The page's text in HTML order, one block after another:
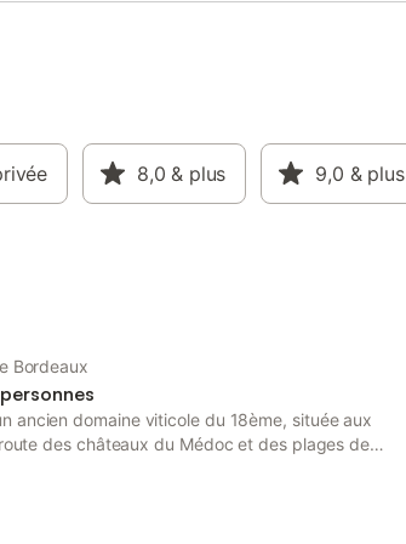
8,0 & plus 9,0 & plus
Bordeaux
ancien domaine viticole du 18ème, située aux
des châteaux du Médoc et des plages de
Les propriétaires du domaine de Ginouilhac